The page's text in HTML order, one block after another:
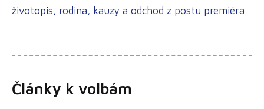
životopis, rodina, kauzy a odchod z postu premiéra
Články k volbám